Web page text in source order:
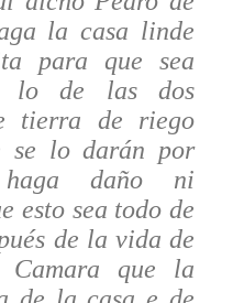
la casa linde
para que sea
lo de las dos
tierra de riego
se lo darán por
daño ni
esto sea todo de
de la vida de
que la